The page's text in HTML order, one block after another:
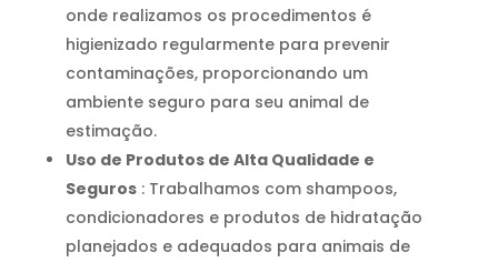
onde realizamos os procedimentos é
higienizado regularmente para prevenir
contaminações, proporcionando um
ambiente seguro para seu animal de
estimação.
Uso de Produtos de Alta Qualidade e
Seguros: Trabalhamos com shampoos,
condicionadores e produtos de hidratação
planejados e adequados para animais de